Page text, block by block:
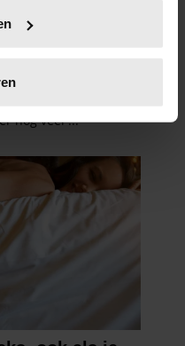
(fingerprinting)
in het
en advertenties te
social media te bieden
Ook delen we
onze site met onze
en analyse. Deze
combineren met andere
van hun services. U
als u onze website blijft